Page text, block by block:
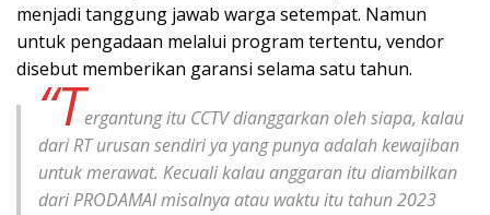
menjadi tanggung jawab warga setempat. Namun
untuk pengadaan melalui program tertentu, vendor
disebut memberikan garansi selama satu tahun.
“Tergantung itu CCTV dianggarkan oleh siapa, kalau
dari RT urusan sendiri ya yang punya adalah kewajiban
untuk merawat. Kecuali kalau anggaran itu diambilkan
dari PRODAMAI misalnya atau waktu itu tahun 2023